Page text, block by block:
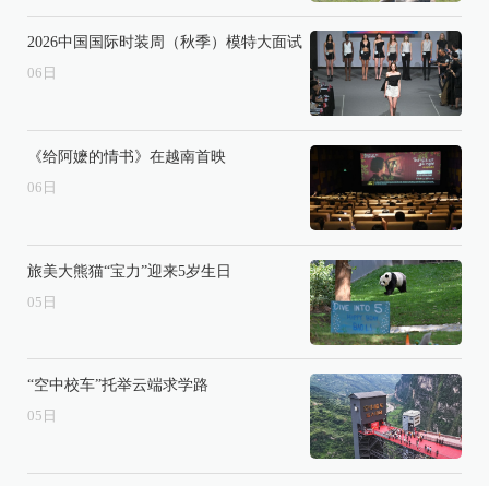
2026中国国际时装周（秋季）模特大面试
06 日
《给阿嬷的情书》在越南首映
06 日
旅美大熊猫“宝力”迎来5岁生日
05 日
“空中校车”托举云端求学路
05 日